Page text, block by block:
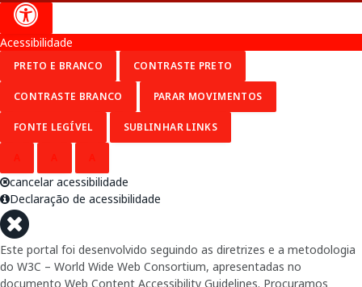
Acessibilidade
PRETO E BRANCO CONTRASTE PRETO
CONTRASTE BRANCO PARAR MOVIMENTOS
FONTE LEGÍVEL SUBLINHAR LINKS
cancelar acessibilidade
Declaração de acessibilidade
Este portal foi desenvolvido seguindo as diretrizes e a metodologia
do W3C – World Wide Web Consortium, apresentadas no
documento Web Content Accessibility Guidelines. Procuramos